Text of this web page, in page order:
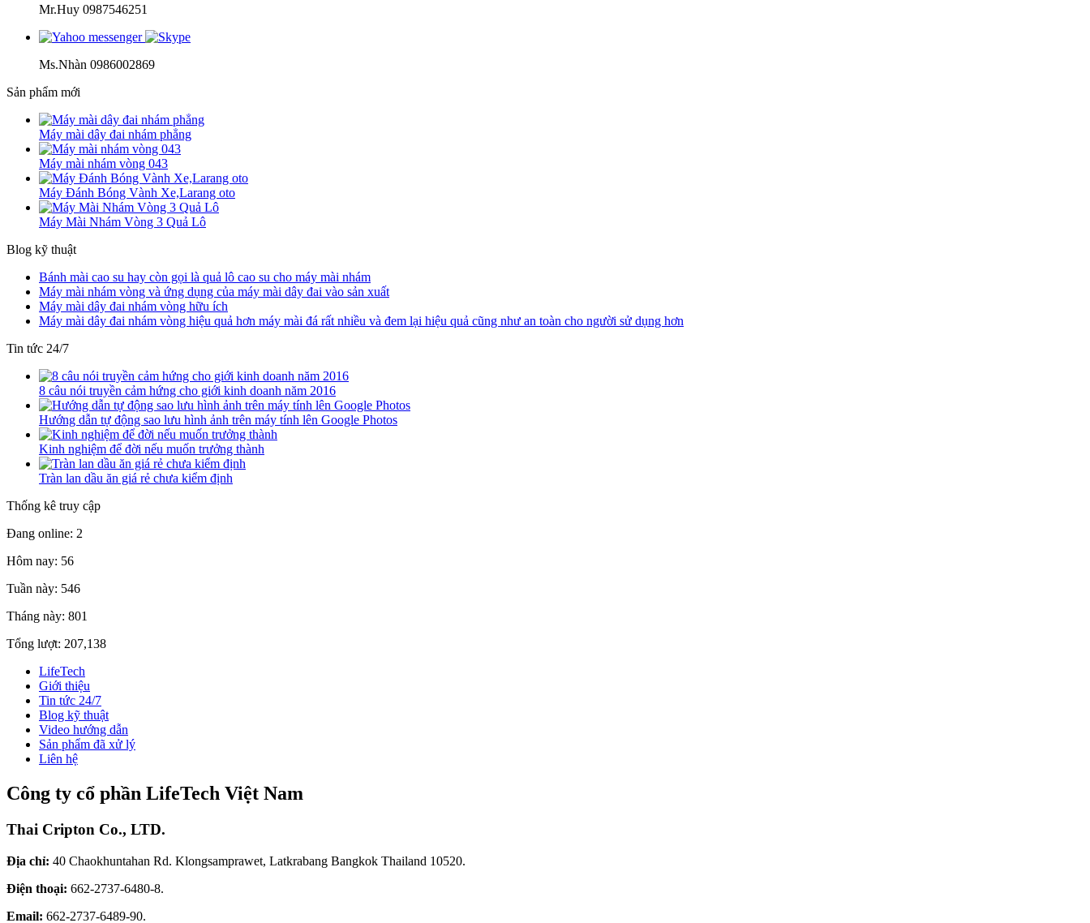
Mr.Huy 0987546251
Ms.Nhàn 0986002869
Sản phẩm mới
Máy mài dây đai nhám phẳng
Máy mài nhám vòng 043
Máy Đánh Bóng Vành Xe,Larang oto
Máy Mài Nhám Vòng 3 Quả Lô
Blog kỹ thuật
Bánh mài cao su hay còn gọi là quả lô cao su cho máy mài nhám
Máy mài nhám vòng và ứng dụng của máy mài dây đai vào sản xuất
Máy mài dây đai nhám vòng hữu ích
Máy mài dây đai nhám vòng hiệu quả hơn máy mài đá rất nhiều và đem lại hiệu quả cũng như an toàn cho người sử dụng hơn
Tin tức 24/7
8 câu nói truyền cảm hứng cho giới kinh doanh năm 2016
Hướng dẫn tự động sao lưu hình ảnh trên máy tính lên Google Photos
Kinh nghiệm để đời nếu muốn trưởng thành
Tràn lan dầu ăn giá rẻ chưa kiểm định
Thống kê truy cập
Đang online: 2
Hôm nay: 56
Tuần này: 546
Tháng này: 801
Tổng lượt: 207,138
LifeTech
Giới thiệu
Tin tức 24/7
Blog kỹ thuật
Video hướng dẫn
Sản phẩm đã xử lý
Liên hệ
Công ty cổ phần LifeTech Việt Nam
Thai Cripton Co., LTD.
Địa chỉ: 40 Chaokhuntahan Rd. Klongsamprawet, Latkrabang Bangkok Thailand 10520.
Điện thoại: 662-2737-6480-8.
Email: 662-2737-6489-90.